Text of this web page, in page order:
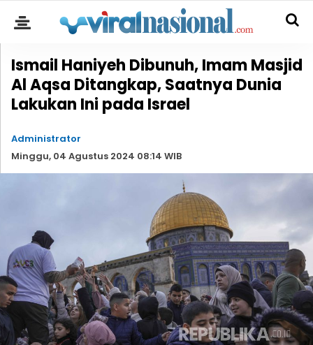
Ismail Haniyeh Dibunuh, Imam Masjid
Al Aqsa Ditangkap, Saatnya Dunia
Lakukan Ini pada Israel
Administrator
Minggu, 04 Agustus 2024 08:14 WIB